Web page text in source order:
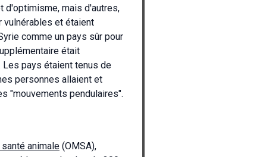
d'optimisme, mais d'autres,
et étaient
comme un pays sûr pour
était
pays étaient tenus de
personnes allaient et
"mouvements pendulaires".
animale (OMSA),